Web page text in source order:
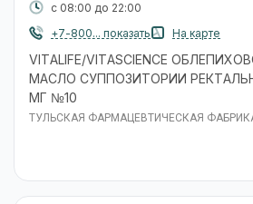
с 08:00 до 22:00
+7-800... показать
На карте
VITALIFE/VITASCIENCE
МАСЛО СУППОЗИТОРИИ
МГ №10
ТУЛЬСКАЯ ФАРМАЦЕВТИЧЕСКАЯ